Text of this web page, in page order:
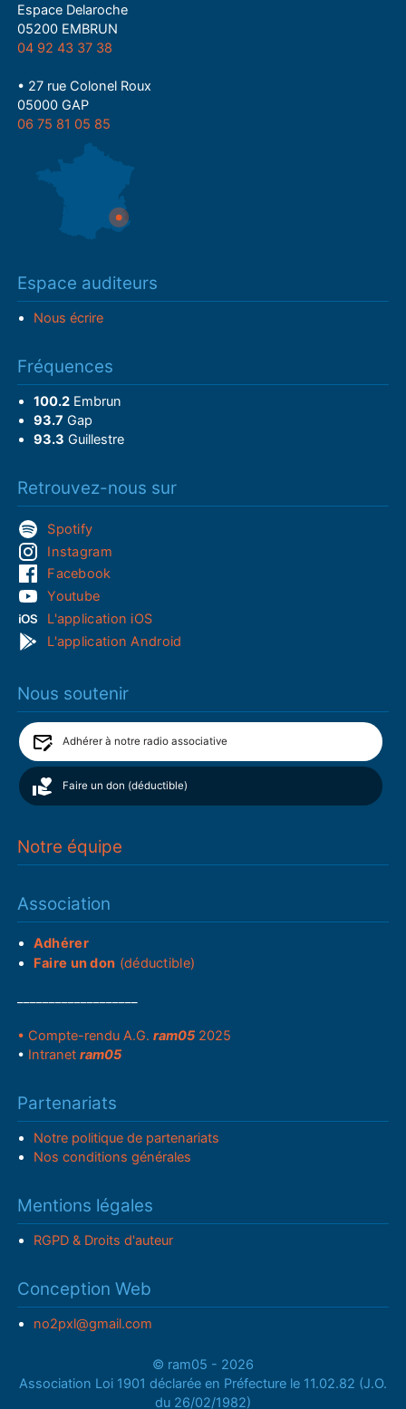
Espace Delaroche
05200 EMBRUN
04 92 43 37 38
• 27 rue Colonel Roux
05000 GAP
06 75 81 05 85
Espace auditeurs
Nous écrire
Fréquences
100.2Embrun
93.7 Gap
93.3 Guillestre
Retrouvez-nous sur
Spotify
Instagram
Facebook
Youtube
L'application iOS
L'application Android
Nous soutenir
Adhérer à notre radio associative
Faire un don (déductible)
Notre équipe
Association
Adhérer
Faire un don (déductible)
• Compte-rendu A.G.ram05 2025
• Intranetram05
Partenariats
Notre politique de partenariats
Nos conditions générales
Mentions légales
RGPD & Droits d'auteur
Conception Web
no2pxl@gmail.com
© ram05 - 2026
Association Loi 1901 déclarée en Préfecture le 11.02.82 (J.O.
du 26/02/1982)